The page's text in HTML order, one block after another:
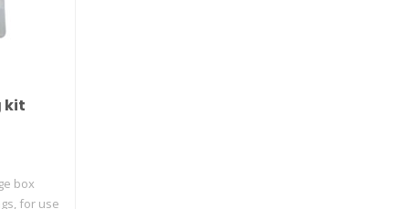
kit
box
for use